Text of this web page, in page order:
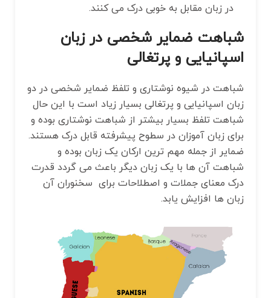
در زبان مقابل به خوبی درک می کنند.
شباهت ضمایر شخصی در زبان
اسپانیایی و پرتغالی
شباهت در شیوه نوشتاری و تلفظ ضمایر شخصی در دو
زبان اسپانیایی و پرتغالی بسیار زیاد است با این حال
شباهت تلفظ بسیار بیشتر از شباهت نوشتاری بوده و
برای زبان آموزان در سطوح پیشرفته قابل درک هستند.
ضمایر از جمله مهم ترین ارکان یک زبان بوده و
شباهت آن ها با یک زبان دیگر باعث می گردد قدرت
درک معنای جملات و اصطلاحات برای سخنوران آن
زبان ها افزایش یابد.